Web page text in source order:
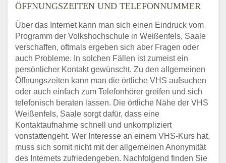
FFNUNGSZEITEN UND TELEFONNUMMER
Über das Internet kann man sich einen Eindruck vom
Programm der Volkshochschule in Weißenfels, Saale
verschaffen, oftmals ergeben sich aber Fragen oder
auch Probleme. In solchen Fällen ist zumeist ein
persönlicher Kontakt gewünscht. Zu den allgemeinen
Öffnungszeiten kann man die örtliche VHS aufsuchen
oder auch einfach zum Telefonhörer greifen und sich
telefonisch beraten lassen. Die örtliche Nähe der VHS
Weißenfels, Saale sorgt dafür, dass eine
Kontaktaufnahme schnell und unkompliziert
vonstattengeht. Wer Interesse an einem VHS-Kurs hat,
muss sich somit nicht mit der allgemeinen Anonymität
des Internets zufriedengeben. Nachfolgend finden Sie